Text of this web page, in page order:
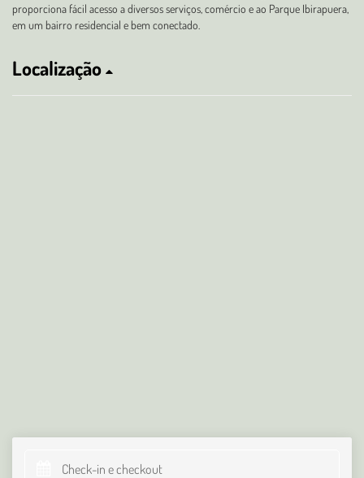
proporciona fácil acesso a diversos serviços, comércio e ao Parque Ibirapuera,
em um bairro residencial e bem conectado.
Localização